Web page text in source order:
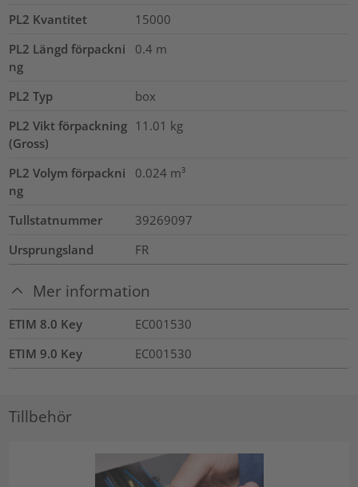
PL2 Kvantitet
15000
PL2 Längd förpackni
ng
0.4 m
PL2 Typ
box
PL2 Vikt förpackning
(Gross)
11.01 kg
PL2 Volym förpackni
ng
0.024 m³
Tullstatnummer
39269097
Ursprungsland
FR
Mer information
ETIM 8.0 Key
EC001530
ETIM 9.0 Key
EC001530
Tillbehör